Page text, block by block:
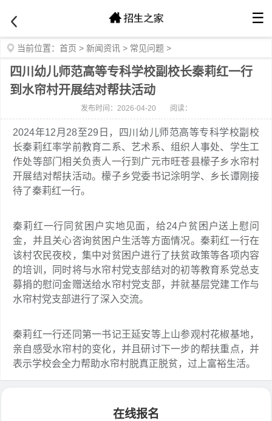
☰
当前位置： 首页 > 新闻资讯 > 常见问题 >
四川幼儿师范高等专科学校副校长秦莉红一行
到水帘村开展结对帮扶活动
发布时间：2026-04-20 阅读：
2024年12月28至29日，四川幼儿师范高等专科学校副校
长秦莉红率学前教育二系、艺术系、组织人事处、学生工
作处等部门相关负责人一行到广元市旺苍县檬子乡水帘村
开展结对帮扶活动。檬子乡党委书记涂明学、乡长谭刚接
待了秦莉红一行。
秦莉红一行同贫困户实地见面，给24户贫困户送上慰问
金，并且关心咨询贫困户生活等方面情况。秦莉红一行在
该村农民夜校，集中对贫困户进行了扶贫政策等各项内容
的培训，同时将与水帘村党支部结对的初等教育系党总支
募捐的慰问金赠送给水帘村党支部，并就基层党建工作与
水帘村党支部进行了深入交流。
秦莉红一行还同第一书记王延安等上山参观村花椒基地，
亲自感受水帘村的变化，并且研讨下一步的帮扶重点，并
表示学校会全力帮助水帘村脱真正脱贫，过上富裕生活。
在线报名